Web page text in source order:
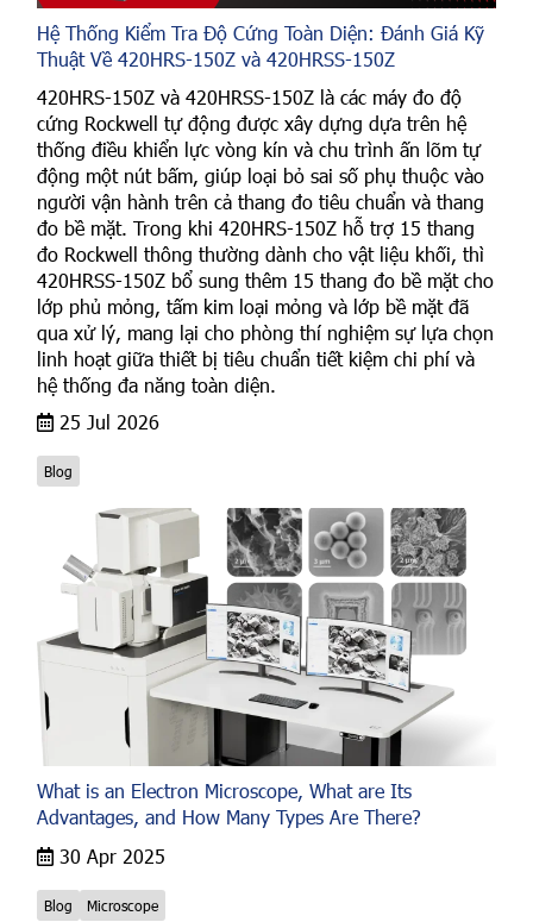
Hệ Thống Kiểm Tra Độ Cứng Toàn Diện: Đánh Giá Kỹ
Thuật Về 420HRS-150Z và 420HRSS-150Z
420HRS-150Z và 420HRSS-150Z là các máy đo độ
cứng Rockwell tự động được xây dựng dựa trên hệ
thống điều khiển lực vòng kín và chu trình ấn lõm tự
động một nút bấm, giúp loại bỏ sai số phụ thuộc vào
người vận hành trên cả thang đo tiêu chuẩn và thang
đo bề mặt. Trong khi 420HRS-150Z hỗ trợ 15 thang
đo Rockwell thông thường dành cho vật liệu khối, thì
420HRSS-150Z bổ sung thêm 15 thang đo bề mặt cho
lớp phủ mỏng, tấm kim loại mỏng và lớp bề mặt đã
qua xử lý, mang lại cho phòng thí nghiệm sự lựa chọn
linh hoạt giữa thiết bị tiêu chuẩn tiết kiệm chi phí và
hệ thống đa năng toàn diện.
25 Jul 2026
Blog
What is an Electron Microscope, What are Its
Advantages, and How Many Types Are There?
30 Apr 2025
Blog Microscope